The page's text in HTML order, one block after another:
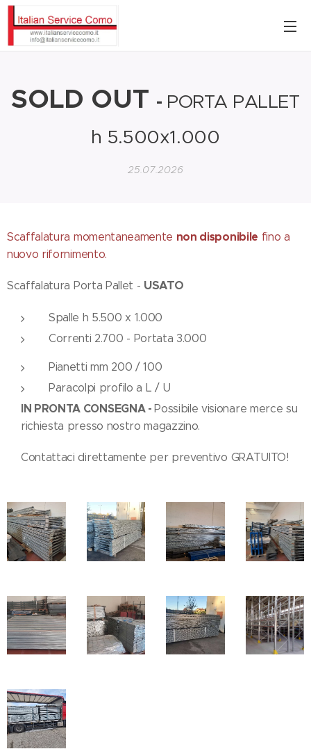
SOLD OUT - PORTA PALLET
h 5.500x1.000
25.07.2026
Scaffalatura momentaneamente non disponibile fino a
nuovo rifornimento.
Scaffalatura Porta Pallet - USATO
Spalle h 5.500 x 1.000
Correnti 2.700 - Portata 3.000
Pianetti mm 200 / 100
Paracolpi profilo a L / U
IN PRONTA CONSEGNA -Possibile visionare merce su
richiesta presso nostro magazzino.
Contattaci direttamente per preventivo GRATUITO!